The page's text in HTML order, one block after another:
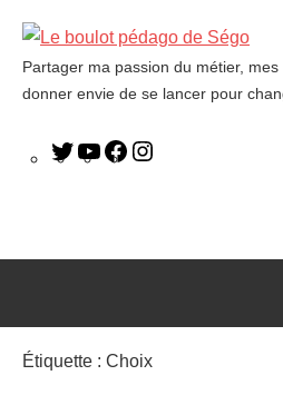
Le
boulot
Partager ma passion du métier,
donner envie de se lancer pour
Étiquette : Choix